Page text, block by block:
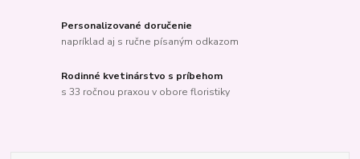
Personalizované doručenie
napríklad aj s ručne písaným odkazom
Rodinné kvetinárstvo s príbehom
s 33 ročnou praxou v obore floristiky